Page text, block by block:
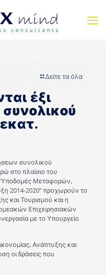
Δείτε τα όλα
έξι
συνολικού
στο πλαίσιο του
Μεταφορών,
2014-2020” προχωρούν το
και Τουρισμού και η
Επιχειρησιακών
με το Υπουργείο
Ανάπτυξης και
οι δράσεις που